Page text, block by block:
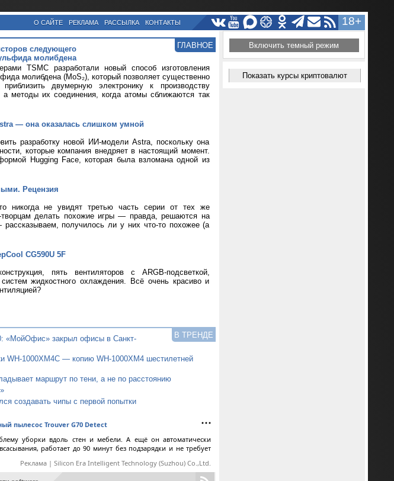
18+
О САЙТЕ РЕКЛАМА РАССЫЛКА КОНТАКТЫ
ГЛАВНОЕ
следующего
молибдена
TSMC разработали новый способ изготовления
молибдена (MoS₂), который позволяет существенно
двумерную электронику к производству
методы их соединения, когда атомы сближаются так
— она оказалась слишком умной
разработку новой ИИ-модели Astra, поскольку она
которые компания внедряет в настоящий момент.
Hugging Face, которая была взломана одной из
Рецензия
никогда не увидят третью часть серии от тех же
делать похожие игры — правда, решаются на
получилось ли у них что-то похожее (а
CG590U 5F
пять вентиляторов с ARGB-подсветкой,
жидкостного охлаждения. Всё очень красиво и
В ТРЕНДЕ
«МойОфис» закрыл офисы в Санкт-
WH-1000XM4C — копию WH-1000XM4 шестилетней
маршрут по тени, а не по расстоянию
создавать чипы с первой попытки
пылесос Trouver G70 Detect
уборки вдоль стен и мебели. А ещё он автоматически
работает до 90 минут без подзарядки и не требует
Реклама | Silicon Era Intelligent Technology (Suzhou) Co.,Ltd.
Включить темный режим
Показать курсы криптовалют